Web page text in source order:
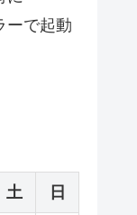
ーで起動
土 日